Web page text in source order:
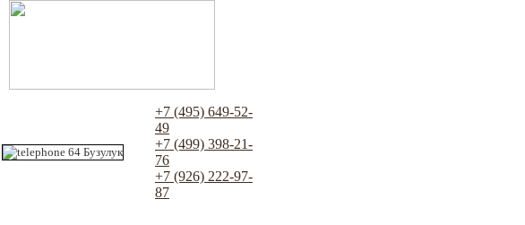
+7 (495) 649-52-
49
+7 (499) 398-21-
76
+7 (926) 222-97-
87